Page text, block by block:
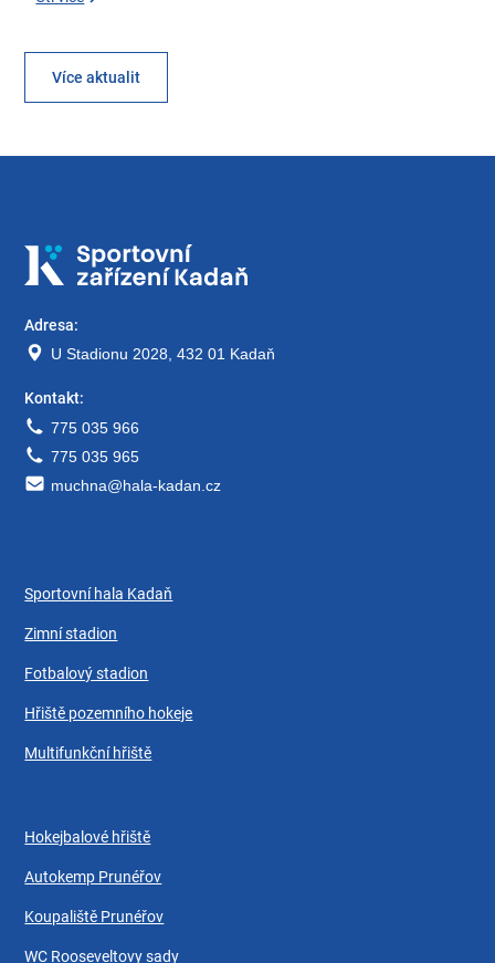
Více aktualit
Adresa:
U Stadionu 2028, 432 01 Kadaň
Kontakt:
775 035 966
775 035 965
muchna@hala-kadan.cz
Sportovní hala Kadaň
Zimní stadion
Fotbalový stadion
Hřiště pozemního hokeje
Multifunkční hřiště
Hokejbalové hřiště
Autokemp Prunéřov
Koupaliště Prunéřov
WC Rooseveltovy sady